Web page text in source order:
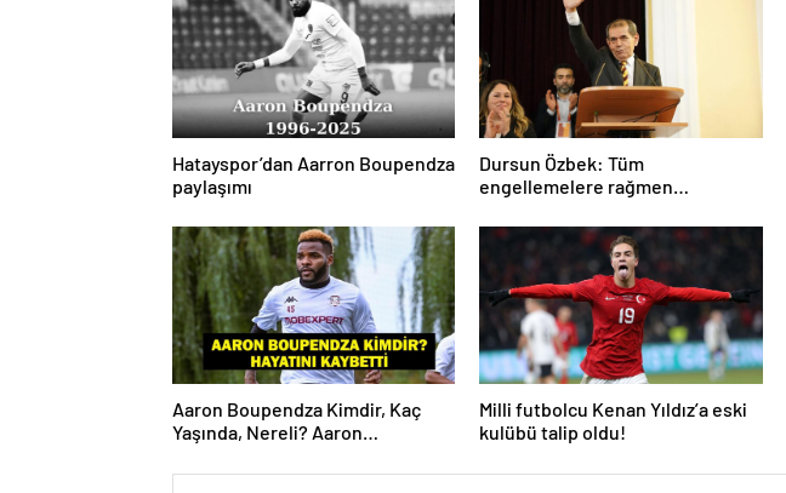
Hatayspor’dan Aarron Boupendza
paylaşımı
Dursun Özbek: Tüm
engellemelere rağmen
Aaron Boupendza Kimdir, Kaç
Yaşında, Nereli? Aaron
Lig’in eski gol kralı hayatını
Milli futbolcu Kenan Yıldız’a eski
kulübü talip oldu!